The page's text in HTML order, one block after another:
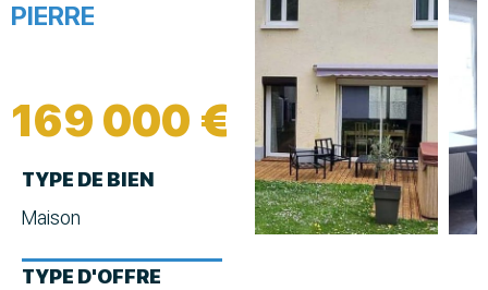
PIERRE
169 000 €
TYPE DE BIEN
Maison
TYPE D'OFFRE